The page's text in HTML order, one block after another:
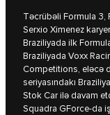
Təcrübəli Formula 3,
Serxio Ximenez
Braziliyada ilk
Braziliyada Voxx
Competitions, eləcə
seriyasındakı
Stok Car ilə davam
Squadra GForce-da